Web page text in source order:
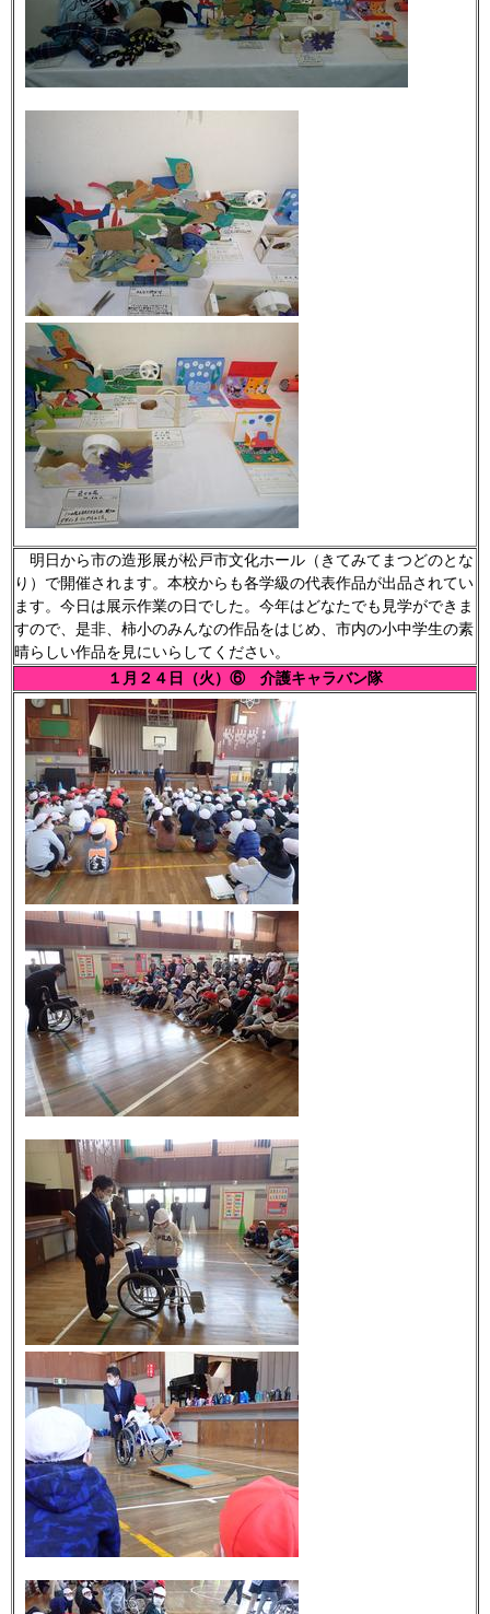
明日から市の造形展が松戸市文化ホール（きてみてまつどのとな
り）で開催されます。本校からも各学級の代表作品が出品されてい
ます。今日は展示作業の日でした。今年はどなたでも見学ができま
すので、是非、柿小のみんなの作品をはじめ、市内の小中学生の素
晴らしい作品を見にいらしてください。
１月２４日（火）⑥ 介護キャラバン隊